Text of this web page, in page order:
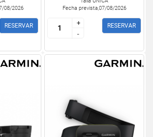
08/2026
RESERVAR
Fecha prevista,07/08/2026
+
-
+
-
RESERVAR